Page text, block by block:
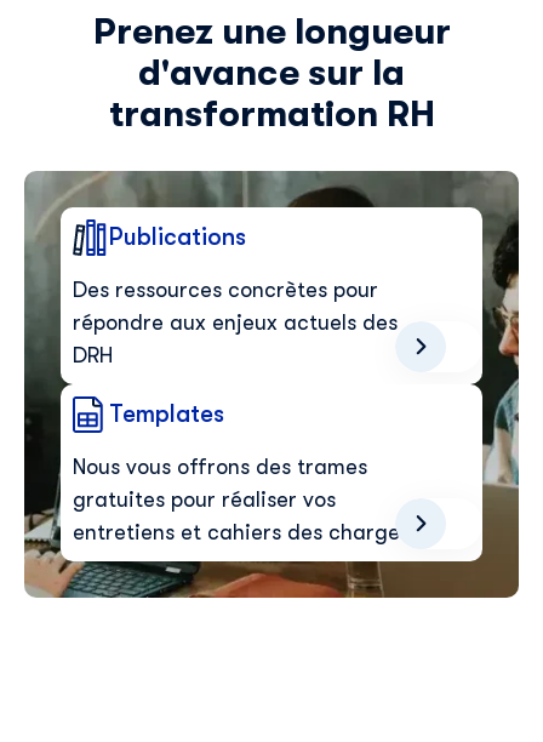
Prenez une longueur
d'avance sur la
transformation RH
Publications
Des ressources concrètes pour
répondre aux enjeux actuels des
DRH
Templates
Nous vous offrons des trames
gratuites pour réaliser vos
entretiens et cahiers des charges